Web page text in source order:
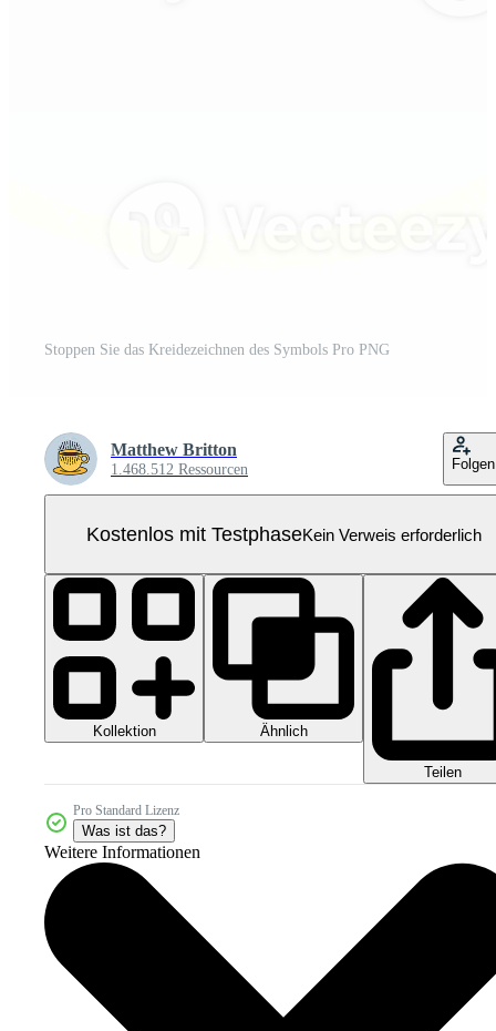
Stoppen Sie das Kreidezeichnen des Symbols Pro PNG
Matthew Britton
1.468.512 Ressourcen Folgen
Kostenlos mit TestphaseKein Verweis erforderlich
Kollektion Ähnlich
Teilen
Pro Standard Lizenz
Was ist das?
Weitere Informationen